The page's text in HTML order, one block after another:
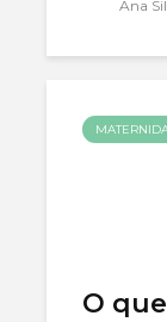
Ana
O